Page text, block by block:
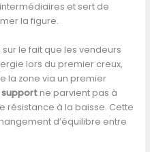
et sert de
la figure.
le fait que les vendeurs
lors du premier creux,
la zone via un premier
supportne parvient pas à
résistance à la baisse. Cette
d’équilibre entre